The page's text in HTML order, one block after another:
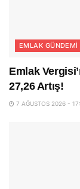
EMLAK GÜNDEMI
Emlak
27,26 Artış!
7 AĞUSTOS 2026 -